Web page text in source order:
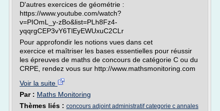
D'autres exercices de géométrie :
https://www.youtube.com/watch?
v=PIOmL_y-zBo&list=PLh8Fz4-
yqqrgCEP3vY6TlEyEWUxuC2CLr
Pour approfondir les notions vues dans cet
exercice et maîtriser les bases essentielles pour réussir
les épreuves de maths de concours de catégorie C ou du
CRPE, rendez vous sur http://www.mathsmonitoring.com
Voir la suite
Par : Maths Monitoring
Thèmes liés : concours adjoint administratif categorie c annales